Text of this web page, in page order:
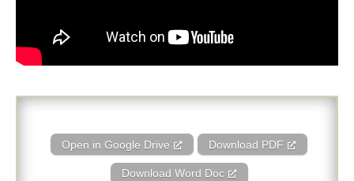
Open in Google Drive Download PDF
Download Word Doc